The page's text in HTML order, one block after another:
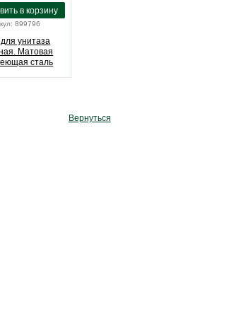
899796
унитаза
Матовая
сталь
Вернуться